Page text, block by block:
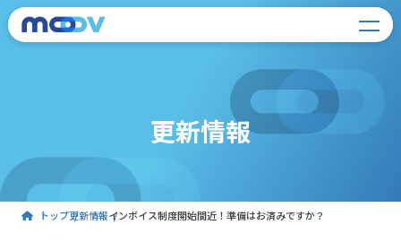
更新情報
トップ更新情報インボイス制度開始間近！準備はお済みですか？